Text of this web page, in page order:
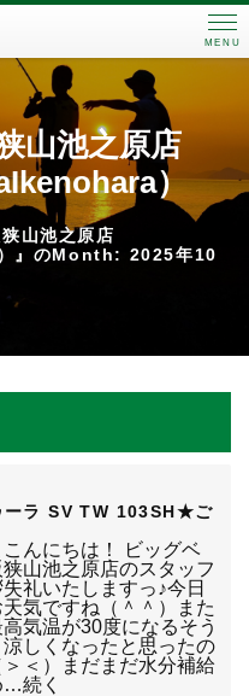
MENU
山池之原店
）
山池之原店
』のMonth: 2025年10
ーラ SV TW 103SH★ご
んにちは！ ビッグベ
狭山池之原店のスタッフ
礼いたしますっ♪今日
天気ですね（＾＾）また
高気温が30度になるそう
しくなったと思ったの
＜）まだまだ水分補給
…続く